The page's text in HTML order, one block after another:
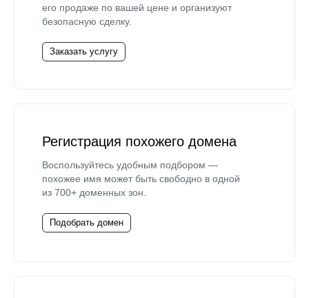
его продаже по вашей цене и организуют
безопасную сделку.
Заказать услугу
Регистрация похожего домена
Воспользуйтесь удобным подбором —
похожее имя может быть свободно в одной
из 700+ доменных зон.
Подобрать домен